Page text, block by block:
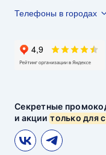
Секретные
и акциитолько для
Телефоны в городах